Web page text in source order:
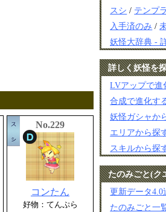
No.229
コンたん
好物：てんぷら
スシ / テンプラ
入手済のみ /
妖怪大辞典 -
詳しく妖怪を
LVアップで進
合成で進化す
妖怪ガシャか
エリアから探
スキルから探
たのみごと(ク
更新データ4.0
たのみごと一